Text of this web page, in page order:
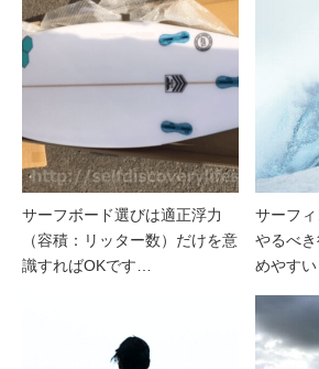
サーフボード選びは適正浮力
（容積：リッター数）だけを意
識すればOKです…
サーフ
やるべ
めやすい